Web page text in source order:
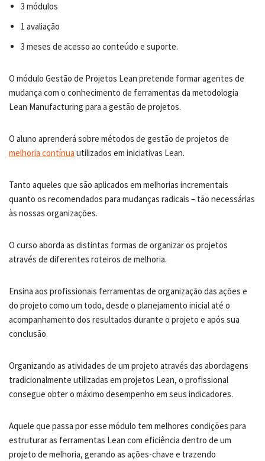
3 módulos
1 avaliação
3 meses de acesso ao conteúdo e suporte.
O módulo Gestão de Projetos Lean pretende formar agentes de
mudança com o conhecimento de ferramentas da metodologia
Lean Manufacturing para a gestão de projetos.
O aluno aprenderá sobre métodos de gestão de projetos de
melhoria contínua utilizados em iniciativas Lean.
Tanto aqueles que são aplicados em melhorias incrementais
quanto os recomendados para mudanças radicais – tão necessárias
às nossas organizações.
O curso aborda as distintas formas de organizar os projetos
através de diferentes roteiros de melhoria.
Ensina aos profissionais ferramentas de organização das ações e
do projeto como um todo, desde o planejamento inicial até o
acompanhamento dos resultados durante o projeto e após sua
conclusão.
Organizando as atividades de um projeto através das abordagens
tradicionalmente utilizadas em projetos Lean, o profissional
consegue obter o máximo desempenho em seus indicadores.
Aquele que passa por esse módulo tem melhores condições para
estruturar as ferramentas Lean com eficiência dentro de um
projeto de melhoria, gerando as ações-chave e trazendo